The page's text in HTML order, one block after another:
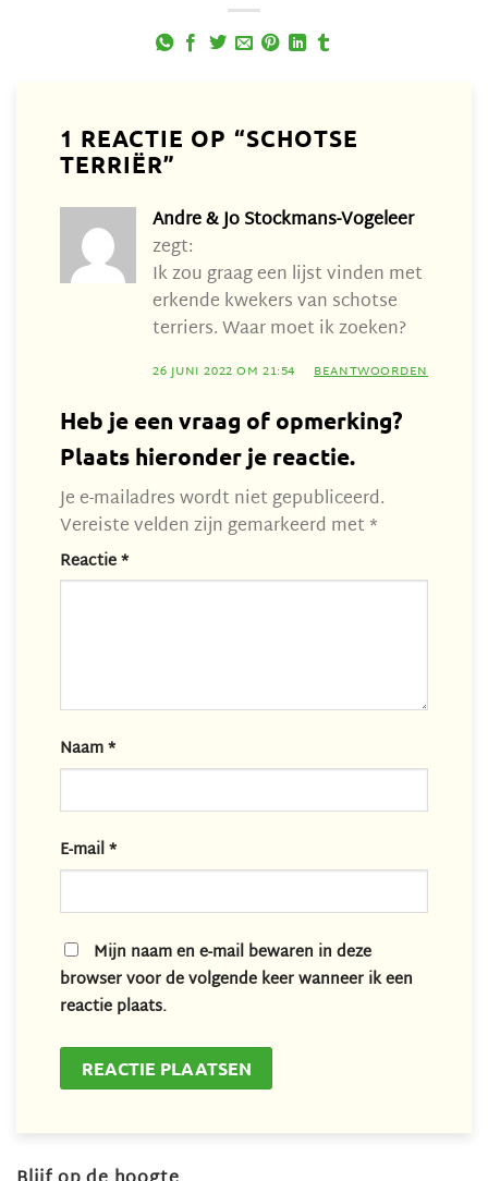
1 REACTIE OP “SCHOTSE
TERRIËR”
Andre & Jo Stockmans-Vogeleer
zegt:
Ik zou graag een lijst vinden met
erkende kwekers van schotse
terriers. Waar moet ik zoeken?
26 JUNI 2022 OM 21:54 BEANTWOORDEN
Heb je een vraag of opmerking?
Plaats hieronder je reactie.
Je e-mailadres wordt niet gepubliceerd.
Vereiste velden zijn gemarkeerd met*
Reactie*
Naam*
E-mail*
Mijn naam en e-mail bewaren in deze
browser voor de volgende keer wanneer ik een
reactie plaats.